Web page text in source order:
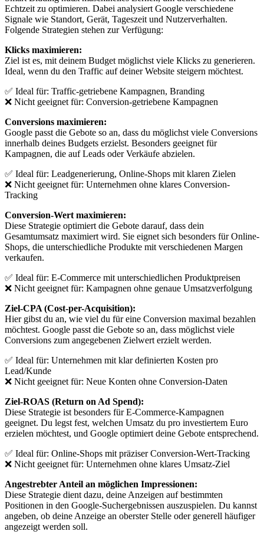
Echtzeit zu optimieren. Dabei analysiert Google verschiedene
Signale wie Standort, Gerät, Tageszeit und Nutzerverhalten.
Folgende Strategien stehen zur Verfügung:
Klicks maximieren:
Ziel ist es, mit deinem Budget möglichst viele Klicks zu generieren.
Ideal, wenn du den Traffic auf deiner Website steigern möchtest.
✅ Ideal für: Traffic-getriebene Kampagnen, Branding
❌ Nicht geeignet für: Conversion-getriebene Kampagnen
Conversions maximieren:
Google passt die Gebote so an, dass du möglichst viele Conversions
innerhalb deines Budgets erzielst. Besonders geeignet für
Kampagnen, die auf Leads oder Verkäufe abzielen.
✅ Ideal für: Leadgenerierung, Online-Shops mit klaren Zielen
❌ Nicht geeignet für: Unternehmen ohne klares Conversion-
Tracking
Conversion-Wert maximieren:
Diese Strategie optimiert die Gebote darauf, dass dein
Gesamtumsatz maximiert wird. Sie eignet sich besonders für Online-
Shops, die unterschiedliche Produkte mit verschiedenen Margen
verkaufen.
✅ Ideal für: E-Commerce mit unterschiedlichen Produktpreisen
❌ Nicht geeignet für: Kampagnen ohne genaue Umsatzverfolgung
Ziel-CPA (Cost-per-Acquisition):
Hier gibst du an, wie viel du für eine Conversion maximal bezahlen
möchtest. Google passt die Gebote so an, dass möglichst viele
Conversions zum angegebenen Zielwert erzielt werden.
✅ Ideal für: Unternehmen mit klar definierten Kosten pro
Lead/Kunde
❌ Nicht geeignet für: Neue Konten ohne Conversion-Daten
Ziel-ROAS (Return on Ad Spend):
Diese Strategie ist besonders für E-Commerce-Kampagnen
geeignet. Du legst fest, welchen Umsatz du pro investiertem Euro
erzielen möchtest, und Google optimiert deine Gebote entsprechend.
✅ Ideal für: Online-Shops mit präziser Conversion-Wert-Tracking
❌ Nicht geeignet für: Unternehmen ohne klares Umsatz-Ziel
Angestrebter Anteil an möglichen Impressionen:
Diese Strategie dient dazu, deine Anzeigen auf bestimmten
Positionen in den Google-Suchergebnissen auszuspielen. Du kannst
angeben, ob deine Anzeige an oberster Stelle oder generell häufiger
angezeigt werden soll.